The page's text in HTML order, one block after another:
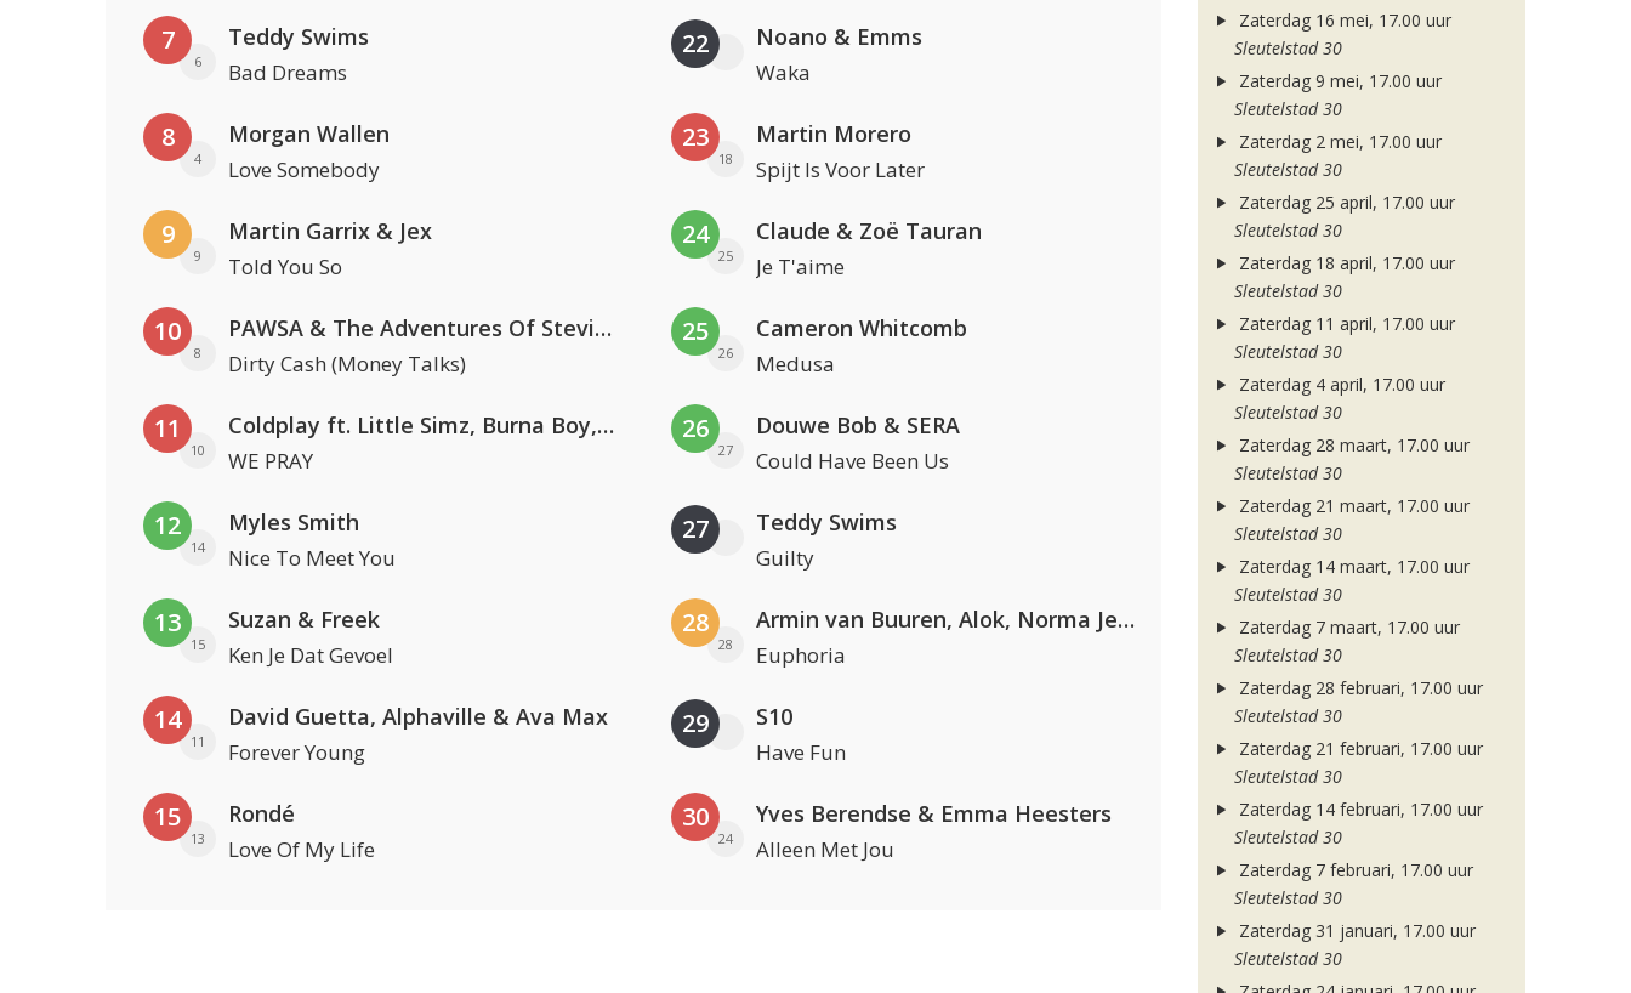
7
6
Teddy Swims
Bad Dreams
8
4
Morgan Wallen
Love Somebody
9
9
Martin Garrix & Jex
Told You So
10
8
PAWSA & The Adventures Of Stevie V
Dirty Cash (Money Talks)
11
10
Coldplay ft. Little Simz, Burna Boy, Elyanna & Tini
WE PRAY
12
14
Myles Smith
Nice To Meet You
13
15
Suzan & Freek
Ken Je Dat Gevoel
14
11
David Guetta, Alphaville & Ava Max
Forever Young
15
13
Rondé
Love Of My Life
22 Noano & Emms
Waka
23
18
Martin Morero
Spijt Is Voor Later
24
25
Claude & Zoë Tauran
Je T'aime
25
26
Cameron Whitcomb
Medusa
26
27
Douwe Bob & SERA
Could Have Been Us
27 Teddy Swims
Guilty
28
28
Armin van Buuren, Alok, Norma Jean Martine & LAWRENT
Euphoria
29 S10
Have Fun
30
24
Yves Berendse & Emma Heesters
Alleen Met Jou
Zaterdag 16 mei, 17.00 uur
Sleutelstad 30
Zaterdag 9 mei, 17.00 uur
Sleutelstad 30
Zaterdag 2 mei, 17.00 uur
Sleutelstad 30
Zaterdag 25 april, 17.00 uur
Sleutelstad 30
Zaterdag 18 april, 17.00 uur
Sleutelstad 30
Zaterdag 11 april, 17.00 uur
Sleutelstad 30
Zaterdag 4 april, 17.00 uur
Sleutelstad 30
Zaterdag 28 maart, 17.00 uur
Sleutelstad 30
Zaterdag 21 maart, 17.00 uur
Sleutelstad 30
Zaterdag 14 maart, 17.00 uur
Sleutelstad 30
Zaterdag 7 maart, 17.00 uur
Sleutelstad 30
Zaterdag 28 februari, 17.00 uur
Sleutelstad 30
Zaterdag 21 februari, 17.00 uur
Sleutelstad 30
Zaterdag 14 februari, 17.00 uur
Sleutelstad 30
Zaterdag 7 februari, 17.00 uur
Sleutelstad 30
Zaterdag 31 januari, 17.00 uur
Sleutelstad 30